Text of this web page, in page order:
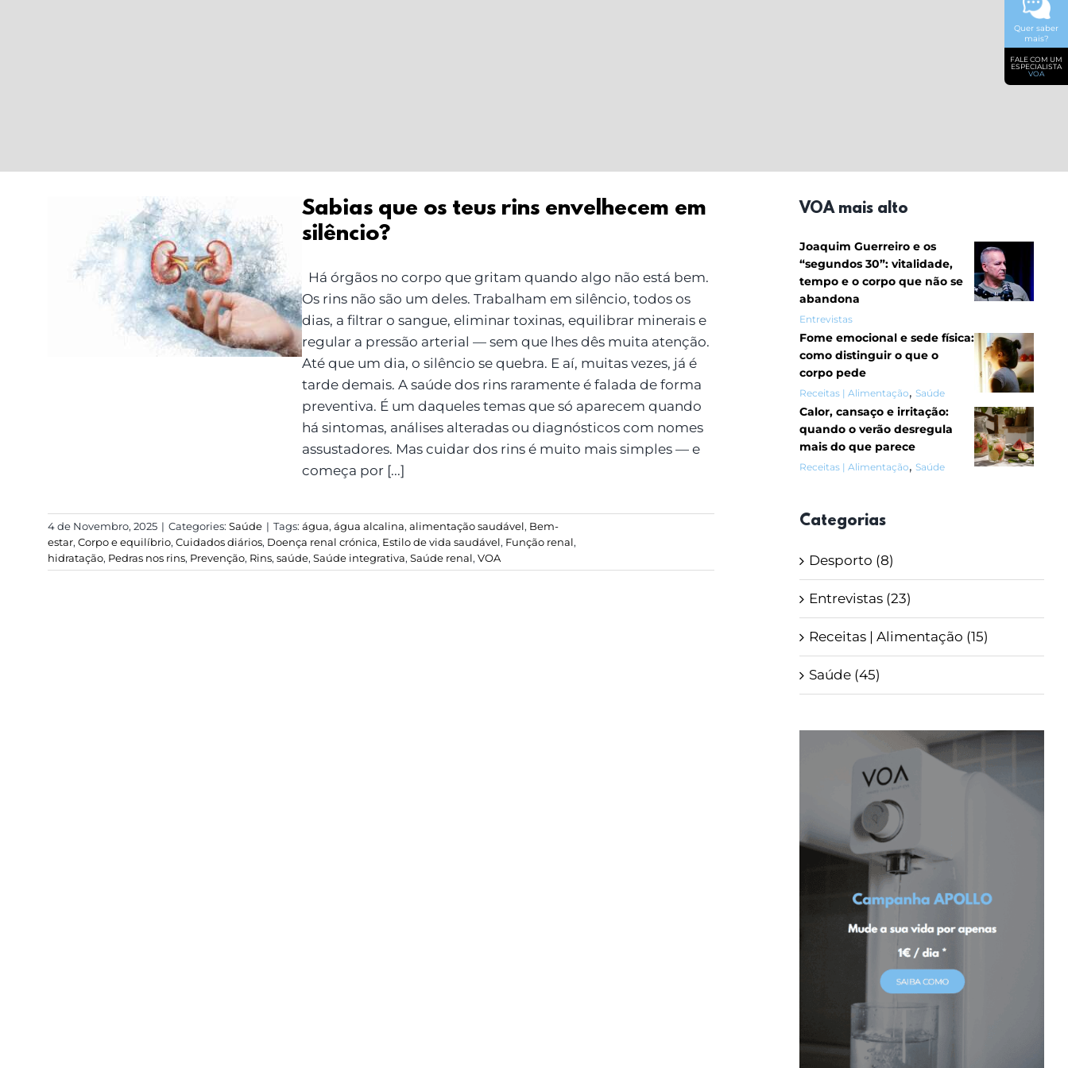
Sabias que os teus rins
envelhecem em
silêncio?
Sabias que os teus rins envelhecem em
silêncio?
Há órgãos no corpo que gritam quando algo não está bem.
Os rins não são um deles. Trabalham em silêncio, todos os
dias, a filtrar o sangue, eliminar toxinas, equilibrar minerais e
regular a pressão arterial — sem que lhes dês muita atenção.
Até que um dia, o silêncio se quebra. E aí, muitas vezes, já é
tarde demais. A saúde dos rins raramente é falada de forma
preventiva. É um daqueles temas que só aparecem quando
há sintomas, análises alteradas ou diagnósticos com nomes
assustadores. Mas cuidar dos rins é muito mais simples — e
começa por [...]
4 de Novembro, 2025 | Categories: Saúde | Tags: água, água alcalina, alimentação saudável, Bem-
estar, Corpo e equilíbrio, Cuidados diários, Doença renal crónica, Estilo de vida saudável, Função renal,
hidratação, Pedras nos rins, Prevenção, Rins, saúde, Saúde integrativa, Saúde renal, VOA
VOA mais alto
Joaquim Guerreiro e os
“segundos 30”: vitalidade,
tempo e o corpo que não se
abandona
Entrevistas
Fome emocional e sede física:
como distinguir o que o
corpo pede
Receitas | Alimentação, Saúde
Calor, cansaço e irritação:
quando o verão desregula
mais do que parece
Receitas | Alimentação, Saúde
Categorias
Desporto (8)
Entrevistas (23)
Receitas | Alimentação (15)
Saúde (45)
Quer saber
mais?
FALE COM UM
ESPECIALISTA
VOA